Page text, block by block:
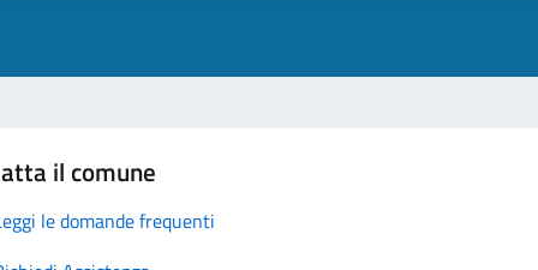
il comune
le domande frequenti